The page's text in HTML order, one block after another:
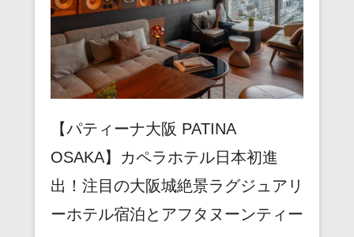
【パティーナ大阪 PATINA
OSAKA】カペラホテル日本初進
出！注目の大阪城絶景ラグジュアリ
ーホテル宿泊とアフタヌーンティー